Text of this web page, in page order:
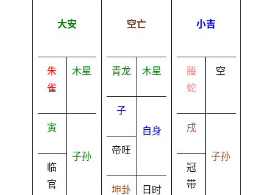
大安
朱
雀
木星
寅
临
官
子孙
空亡
青龙 木星
子
帝旺
自身
坤卦 日时
小吉
螣
蛇
空
戌
冠
带
子孙